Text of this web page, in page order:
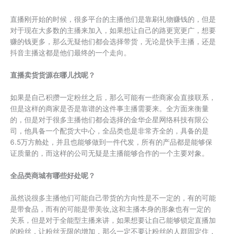
直播刚开始的时候，很多平台的主播他们是靠刷礼物赚钱的，但是
对于现在大多数的主播来加入，如果想让自己的路更宽更广，想要
赚的钱更多，那么无疑他们都会选择带货，无论是快手主播，还是
抖音主播这都是他们最终的一个走向。
直播卖货货源在哪儿找呢？
如果是自己积攒一定粉丝之后，那么可能有一些商家会直接联系，
但是这样的商家是否是靠谱的这件事主播需要来。全方面来衡量
的，但是对于很多主播他们都会选择的金华企星网络科技有限公
司，他具备一个配货大中心，全品类也是非常齐全的，具备的是
6.5万方舱处，并且也能够做到一件代发，所有的产品都是能够保
证质量的，而这样的公司无疑是主播能够合作的一个主要对象。
全品类商城有哪些好处呢？
虽然说很多主播他们可能自己带货的方向性是不一定的，有的可能
是带食品，而有的可能是带美妆,这和主播本身的形象也有一定的
关系，但是对于全能型主播来讲，如果想要让自己能够锁定直播加
的粉丝，让粉丝无限的增加，那么一定不要让粉丝的人群固定住，